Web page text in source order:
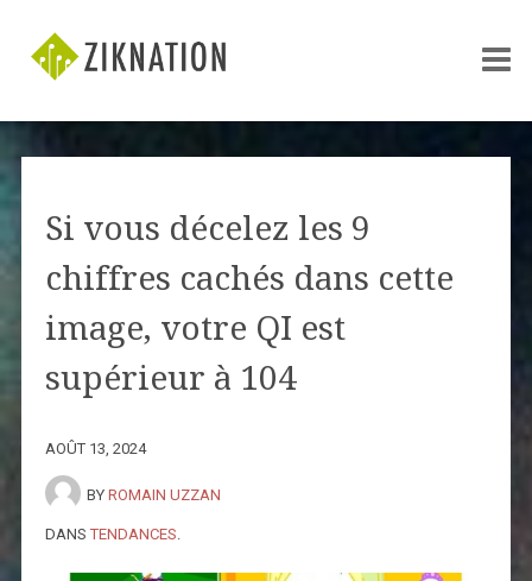
Si vous décelez les 9
chiffres cachés dans cette
image, votre QI est
supérieur à 104
AOÛT 13, 2024
BY ROMAIN UZZAN
DANS TENDANCES